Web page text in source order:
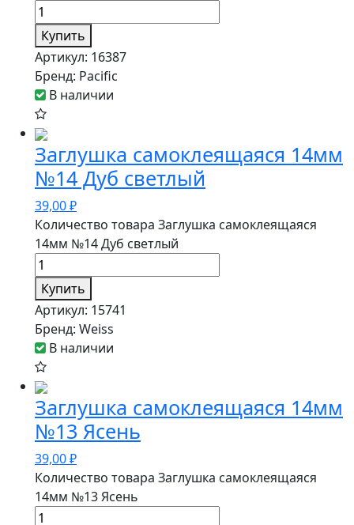
Купить
Артикул: 16387
Бренд: Pacific
В наличии
Заглушка самоклеящаяся 14мм
№14 Дуб светлый
39,00₽
Количество товара Заглушка самоклеящаяся
14мм №14 Дуб светлый
Купить
Артикул: 15741
Бренд: Weiss
В наличии
Заглушка самоклеящаяся 14мм
№13 Ясень
39,00₽
Количество товара Заглушка самоклеящаяся
14мм №13 Ясень